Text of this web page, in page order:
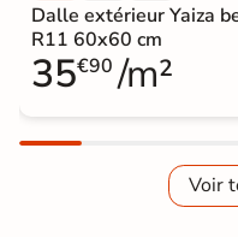
Dalle extérieur Yaiza
R11 60x60 cm
35€90 /m²
Voir